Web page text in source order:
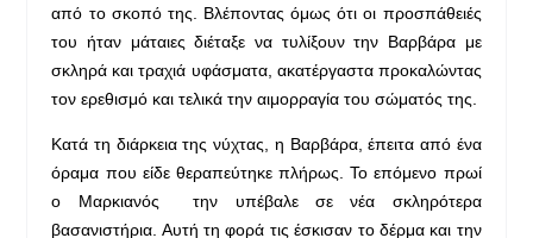
από το σκοπό της. Βλέποντας όμως ότι οι προσπάθειές
του ήταν μάταιες διέταξε να τυλίξουν την Βαρβάρα με
σκληρά και τραχιά υφάσματα, ακατέργαστα προκαλώντας
τον ερεθισμό και τελικά την αιμορραγία του σώματός της.
Κατά τη διάρκεια της νύχτας, η Βαρβάρα, έπειτα από ένα
όραμα που είδε θεραπεύτηκε πλήρως. Το επόμενο πρωί
ο Μαρκιανός την υπέβαλε σε νέα σκληρότερα
βασανιστήρια. Αυτή τη φορά τις έσκισαν το δέρμα και την